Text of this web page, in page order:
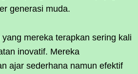
generasi muda.
mereka terapkan sering kali
inovatif. Mereka
ajar sederhana namun efektif